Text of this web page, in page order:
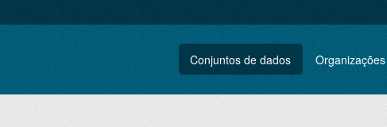
Conjuntos de dados Organizações